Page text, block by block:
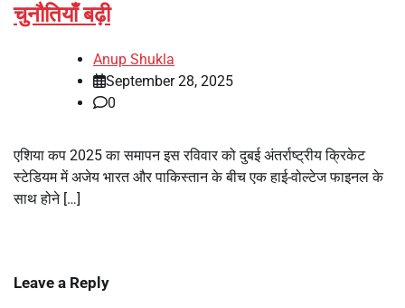
चुनौतियाँ बढ़ी
Anup Shukla
September 28, 2025
0
एशिया कप 2025 का समापन इस रविवार को दुबई अंतर्राष्ट्रीय क्रिकेट
स्टेडियम में अजेय भारत और पाकिस्तान के बीच एक हाई-वोल्टेज फाइनल के
साथ होने […]
Leave a Reply